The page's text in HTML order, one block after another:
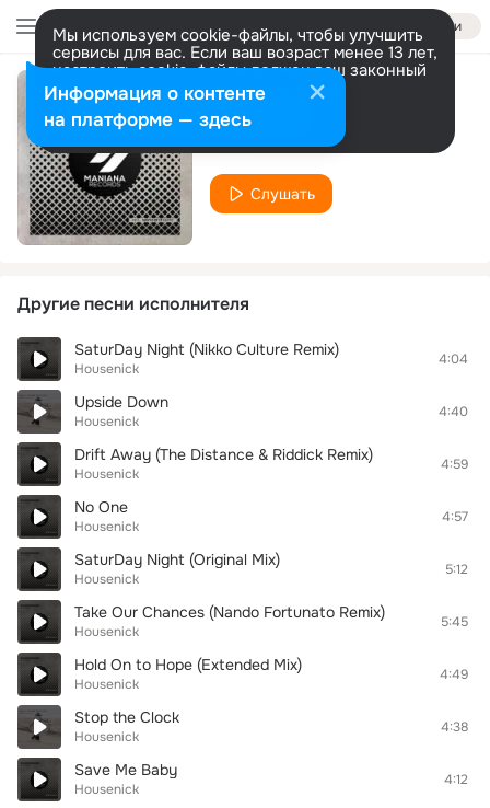
Войти
Мы используем cookie-файлы, чтобы улучшить
сервисы для вас. Если ваш возраст менее 13 лет,
настроить cookie-файлы должен ваш законный
представитель. Больше информации
Разрешить все Настроить
Ticket to Paradise
Housenick
Слушать
Другие песни исполнителя
SaturDay Night (Nikko Culture Remix)
Housenick
4:04
Upside Down
Housenick
4:40
Drift Away (The Distance & Riddick Remix)
Housenick
4:59
No One
Housenick
4:57
SaturDay Night (Original Mix)
Housenick
5:12
Take Our Chances (Nando Fortunato Remix)
Housenick
5:45
Hold On to Hope (Extended Mix)
Housenick
4:49
Stop the Clock
Housenick
4:38
Save Me Baby
Housenick
4:12
Информация о контенте
на платформе — здесь